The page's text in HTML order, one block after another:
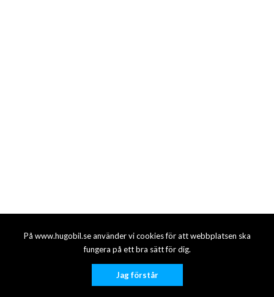
På www.hugobil.se använder vi cookies för att webbplatsen ska
fungera på ett bra sätt för dig.
Jag förstår